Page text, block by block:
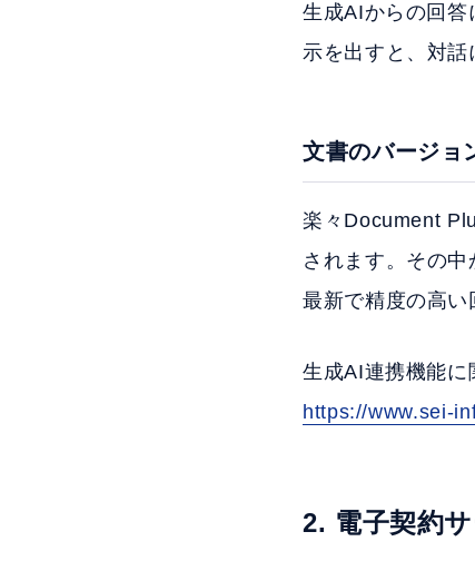
生成AIからの回答
示を出すと、対話
文書のバージョ
楽々Document
されます。その
最新で精度の高い
生成AI連携機能に
https://www.sei-
2. 電子契約